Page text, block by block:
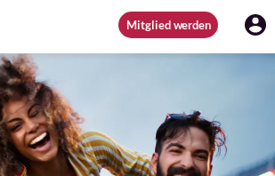
Mitglied werden